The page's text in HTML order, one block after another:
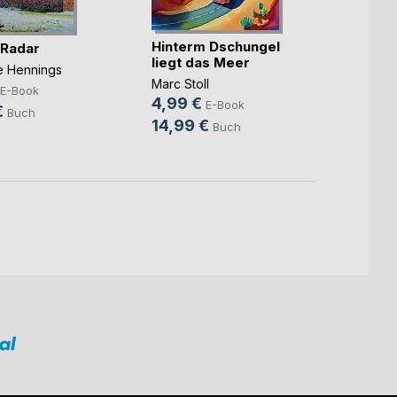
Hennings
E-Book
Buch
Hinterm Dschungel
liegt das Meer
Marc Stoll
4,99 € E-Book
14,99 € Buch